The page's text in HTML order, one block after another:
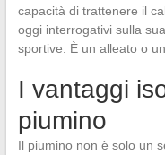
capacità di trattenere il
oggi interrogativi sulla
sportive. È un alleato o
I vantaggi
piumino
Il piumino non è solo un